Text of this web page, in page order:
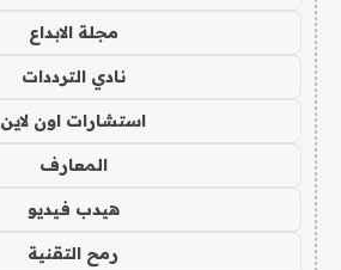
مجلة الابداع
نادي الترددات
استشارات اون لاين
المعارف
هيدب فيديو
رمح التقنية